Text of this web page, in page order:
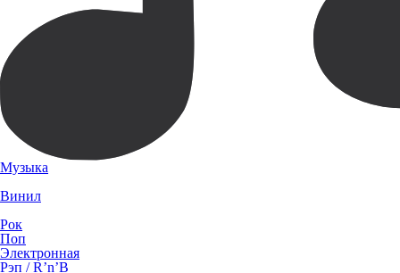
Музыка
Винил
Рок
Поп
Электронная
Рэп / R’n’B